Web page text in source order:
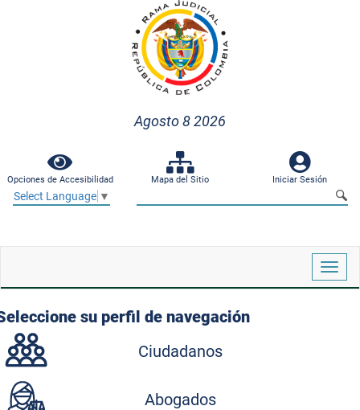
Agosto 8 2026
Opciones de Accesibilidad Mapa del Sitio Iniciar Sesión
Select Language ▼
su perfil de navegación
Ciudadanos
Abogados